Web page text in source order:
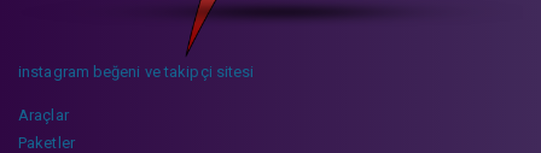
instagram beğeni ve takipçi sitesi
Araçlar
Paketler